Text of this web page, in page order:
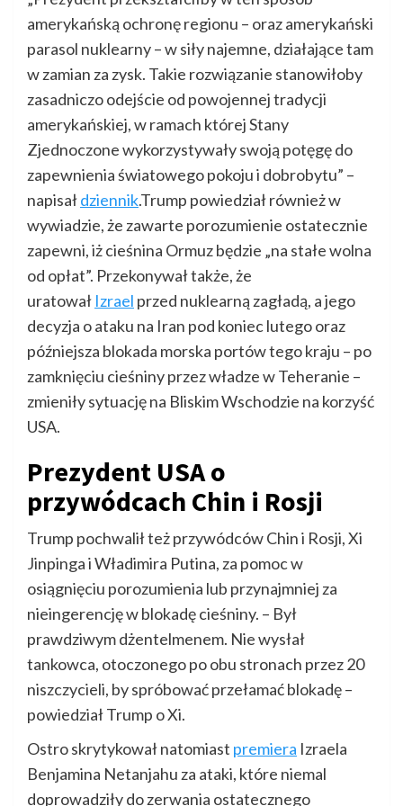
amerykańską ochronę regionu – oraz amerykański
parasol nuklearny – w siły najemne, działające tam
w zamian za zysk. Takie rozwiązanie stanowiłoby
zasadniczo odejście od powojennej tradycji
amerykańskiej, w ramach której Stany
Zjednoczone wykorzystywały swoją potęgę do
zapewnienia światowego pokoju i dobrobytu” –
napisałdziennik.Trump powiedział również w
wywiadzie, że zawarte porozumienie ostatecznie
zapewni, iż cieśnina Ormuz będzie „na stałe wolna
od opłat”. Przekonywał także, że
uratował Izrael przed nuklearną zagładą, a jego
decyzja o ataku na Iran pod koniec lutego oraz
późniejsza blokada morska portów tego kraju – po
zamknięciu cieśniny przez władze w Teheranie –
zmieniły sytuację na Bliskim Wschodzie na korzyść
USA.
Prezydent USA o
przywódcach Chin i Rosji
Trump pochwalił też przywódców Chin i Rosji, Xi
Jinpinga i Władimira Putina, za pomoc w
osiągnięciu porozumienia lub przynajmniej za
nieingerencję w blokadę cieśniny. – Był
prawdziwym dżentelmenem. Nie wysłał
tankowca, otoczonego po obu stronach przez 20
niszczycieli, by spróbować przełamać blokadę –
powiedział Trump o Xi.
Ostro skrytykował natomiast premiera Izraela
Benjamina Netanjahu za ataki, które niemal
doprowadziły do zerwania ostatecznego